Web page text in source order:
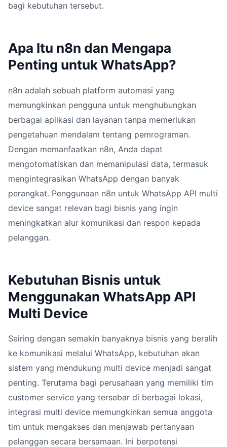
bagi kebutuhan tersebut.
Apa Itu n8n dan Mengapa
Penting untuk WhatsApp?
n8n adalah sebuah platform automasi yang
memungkinkan pengguna untuk menghubungkan
berbagai aplikasi dan layanan tanpa memerlukan
pengetahuan mendalam tentang pemrograman.
Dengan memanfaatkan n8n, Anda dapat
mengotomatiskan dan memanipulasi data, termasuk
mengintegrasikan WhatsApp dengan banyak
perangkat. Penggunaan n8n untuk WhatsApp API multi
device sangat relevan bagi bisnis yang ingin
meningkatkan alur komunikasi dan respon kepada
pelanggan.
Kebutuhan Bisnis untuk
Menggunakan WhatsApp API
Multi Device
Seiring dengan semakin banyaknya bisnis yang beralih
ke komunikasi melalui WhatsApp, kebutuhan akan
sistem yang mendukung multi device menjadi sangat
penting. Terutama bagi perusahaan yang memiliki tim
customer service yang tersebar di berbagai lokasi,
integrasi multi device memungkinkan semua anggota
tim untuk mengakses dan menjawab pertanyaan
pelanggan secara bersamaan. Ini berpotensi